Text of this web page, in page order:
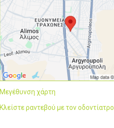
Μεγέθυνση χάρτη
Κλείστε ραντεβού με τον οδοντίατρο